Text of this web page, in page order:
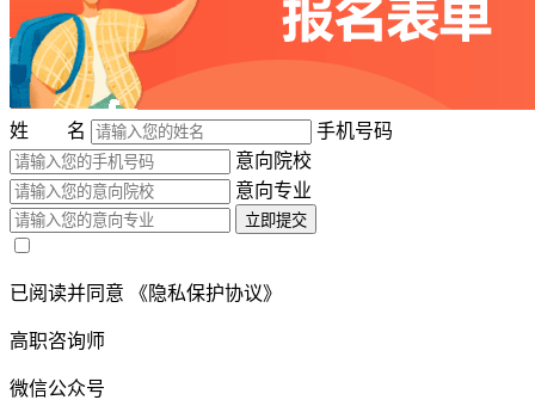
姓 名
手机号码
意向院校
意向专业
立即提交
已阅读并同意 《隐私保护协议》
高职咨询师
微信公众号